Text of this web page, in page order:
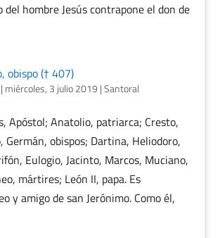
del hombre Jesús contrapone el don de
obispo († 407)
miércoles, 3 julio 2019 |Santoral
Apóstol; Anatolio, patriarca; Cresto,
Germán, obispos; Dartina, Heliodoro,
Eulogio, Jacinto, Marcos, Muciano,
mártires; León II, papa. Es
y amigo de san Jerónimo. Como él,